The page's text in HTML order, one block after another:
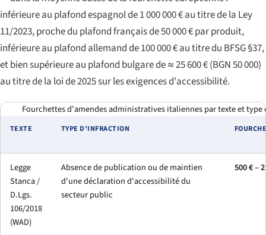
inférieure au plafond espagnol de 1 000 000 € au titre de la Ley
11/2023, proche du plafond français de 50 000 € par produit,
inférieure au plafond allemand de 100 000 € au titre du BFSG §37,
et bien supérieure au plafond bulgare de ≈ 25 600 € (BGN 50 000)
au titre de la loi de 2025 sur les exigences d'accessibilité.
Fourchettes d'amendes administratives italiennes par texte et
TEXTE TYPE D'INFRACTION
Legge
Stanca /
D.Lgs.
106/2018
(WAD)
Absence de publication ou de maintien
d'une déclaration d'accessibilité du
secteur public
500 € –